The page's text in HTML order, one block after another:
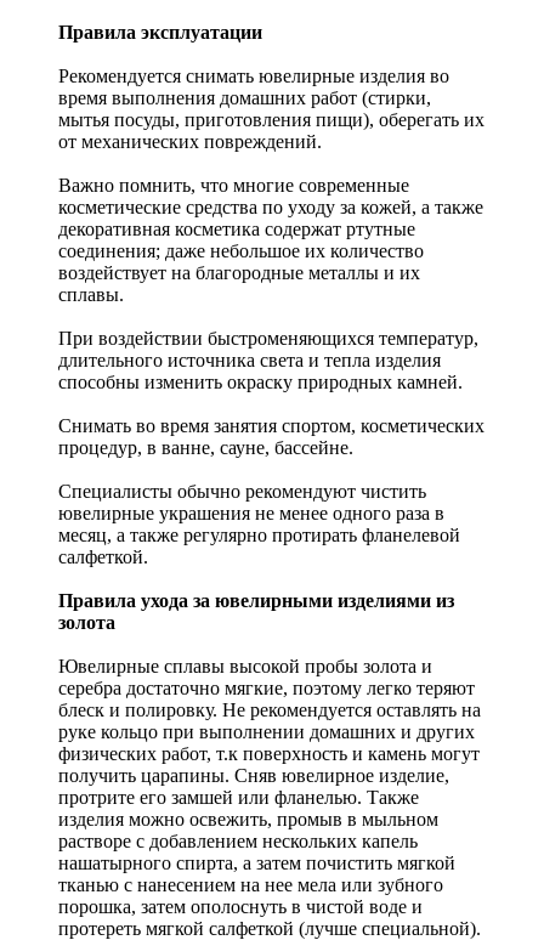
Правила эксплуатации
Рекомендуется снимать ювелирные изделия во
время выполнения домашних работ (стирки,
мытья посуды, приготовления пищи), оберегать их
от механических повреждений.
Важно помнить, что многие современные
косметические средства по уходу за кожей, а также
декоративная косметика содержат ртутные
соединения; даже небольшое их количество
воздействует на благородные металлы и их
сплавы.
При воздействии быстроменяющихся температур,
длительного источника света и тепла изделия
способны изменить окраску природных камней.
Снимать во время занятия спортом, косметических
процедур, в ванне, сауне, бассейне.
Специалисты обычно рекомендуют чистить
ювелирные украшения не менее одного раза в
месяц, а также регулярно протирать фланелевой
салфеткой.
Правила ухода за ювелирными изделиями из
золота
Ювелирные сплавы высокой пробы золота и
серебра достаточно мягкие, поэтому легко теряют
блеск и полировку. Не рекомендуется оставлять на
руке кольцо при выполнении домашних и других
физических работ, т.к поверхность и камень могут
получить царапины. Сняв ювелирное изделие,
протрите его замшей или фланелью. Также
изделия можно освежить, промыв в мыльном
растворе с добавлением нескольких капель
нашатырного спирта, а затем почистить мягкой
тканью с нанесением на нее мела или зубного
порошка, затем ополоснуть в чистой воде и
протереть мягкой салфеткой (лучше специальной).